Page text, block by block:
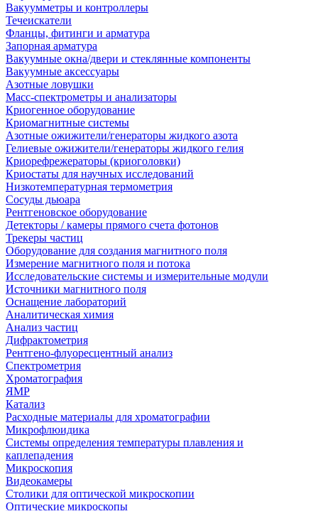
Вакуумметры и контроллеры
Течеискатели
Фланцы, фитинги и арматура
Запорная арматура
Вакуумные окна/двери и стеклянные компоненты
Вакуумные аксессуары
Азотные ловушки
Масс-спектрометры и анализаторы
Криогенное оборудование
Криомагнитные системы
Азотные ожижители/генераторы жидкого азота
Гелиевые ожижители/генераторы жидкого гелия
Криорефрежераторы (криоголовки)
Криостаты для научных исследований
Низкотемпературная термометрия
Сосуды дьюара
Рентгеновское оборудование
Детекторы / камеры прямого счета фотонов
Трекеры частиц
Оборудование для создания магнитного поля
Измерение магнитного поля и потока
Исследовательские системы и измерительные модули
Источники магнитного поля
Оснащение лабораторий
Аналитическая химия
Анализ частиц
Дифрактометрия
Рентгено-флуоресцентный анализ
Спектрометрия
Хроматография
ЯМР
Катализ
Расходные материалы для хроматографии
Микрофлюидика
Системы определения температуры плавления и
каплепадения
Микроскопия
Видеокамеры
Столики для оптической микроскопии
Оптические микроскопы